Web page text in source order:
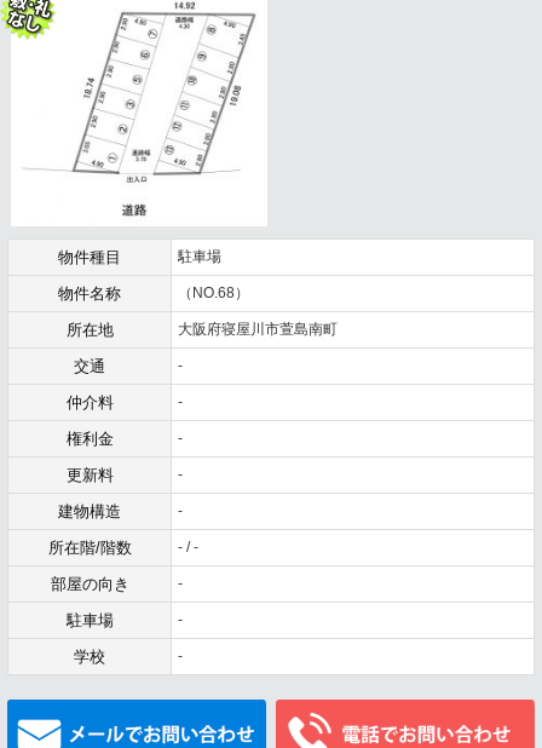
物件種目 駐車場
物件名称 （NO.68）
所在地 大阪府寝屋川市萱島南町
交通 -
仲介料 -
権利金 -
更新料 -
建物構造 -
所在階/階数 - / -
部屋の向き -
駐車場 -
学校 -
メールでお問い合わせ